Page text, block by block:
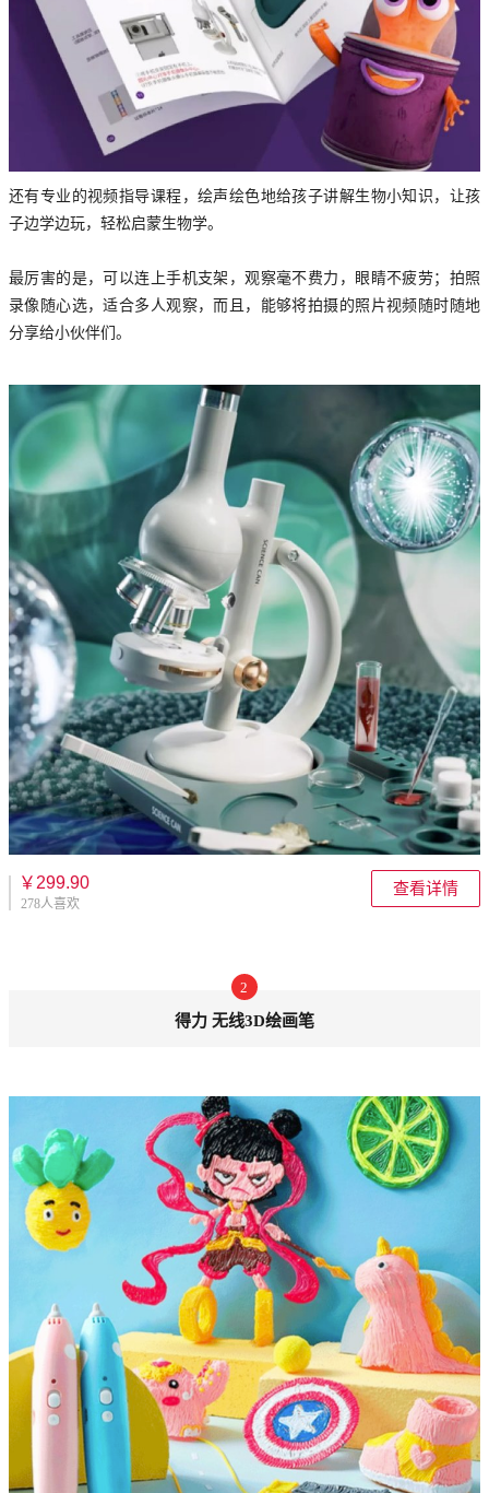
还有专业的视频指导课程，绘声绘色地给孩子讲解生物小知识，让孩
子边学边玩，轻松启蒙生物学。
最厉害的是，可以连上手机支架，观察毫不费力，眼睛不疲劳；拍照
录像随心选，适合多人观察，而且，能够将拍摄的照片视频随时随地
分享给小伙伴们。
￥299.90
278人喜欢
查看详情
2
得力 无线3D绘画笔